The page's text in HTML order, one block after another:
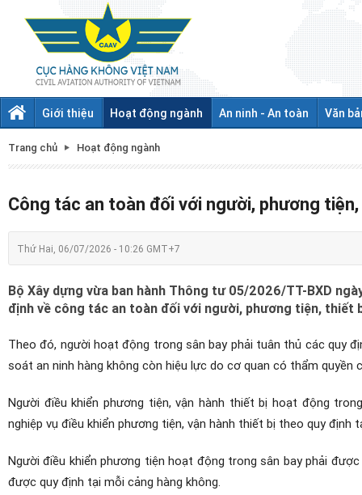
Giới thiệu Hoạt động ngành An ninh - An toàn Văn
Trang chủ Hoạt động ngành
Công tác an toàn đối với người, phương
Thứ Hai, 06/07/2026 - 10:26 GMT+7
Bộ Xây dựng vừa ban hành Thông tư 05/2026/TT-BXD
định về công tác an toàn đối với người, phương tiện, thiết
Theo đó, người hoạt động trong sân bay phải tuân thủ các quy
soát an ninh hàng không còn hiệu lực do cơ quan có thẩm quyền
Người điều khiển phương tiện, vận hành thiết bị hoạt động
nghiệp vụ điều khiển phương tiện, vận hành thiết bị theo quy định
Người điều khiển phương tiện hoạt động trong sân bay phải
được quy định tại mỗi cảng hàng không.